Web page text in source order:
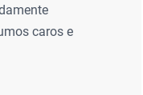
caros e